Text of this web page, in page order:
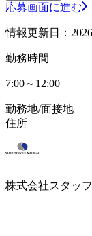
応募画面に進む
情報更新日：
勤務時間
7:00～12:00
勤務地/面接地
住所
株式会社スタッ